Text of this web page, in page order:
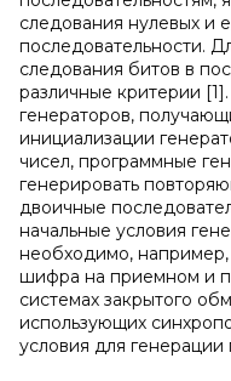
следования нулевых и
последовательности.
следования битов в
различные критерии
генераторов,
инициализации
чисел, программные
генерировать
двоичные
начальные условия
необходимо,
шифра на приемном и
системах закрытого
использующих
условия для